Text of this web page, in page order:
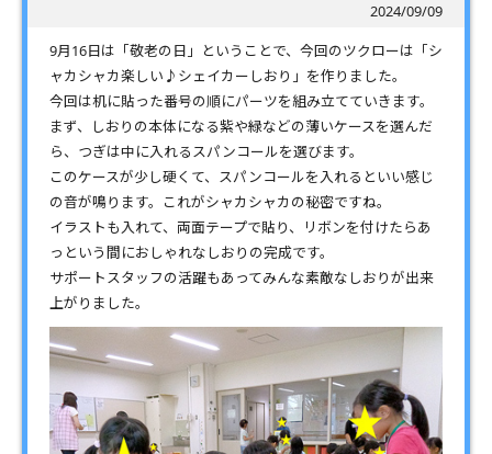
2024/09/09
9月16日は「敬老の日」ということで、今回のツクローは「シ
ャカシャカ楽しい♪シェイカーしおり」を作りました。
今回は机に貼った番号の順にパーツを組み立てていきます。
まず、しおりの本体になる紫や緑などの薄いケースを選んだ
ら、つぎは中に入れるスパンコールを選びます。
このケースが少し硬くて、スパンコールを入れるといい感じ
の音が鳴ります。これがシャカシャカの秘密ですね。
イラストも入れて、両面テープで貼り、リボンを付けたらあ
っという間におしゃれなしおりの完成です。
サポートスタッフの活躍もあってみんな素敵なしおりが出来
上がりました。